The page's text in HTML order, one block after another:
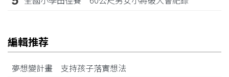
編輯推荐
夢想變計畫 支持孩子落實想法